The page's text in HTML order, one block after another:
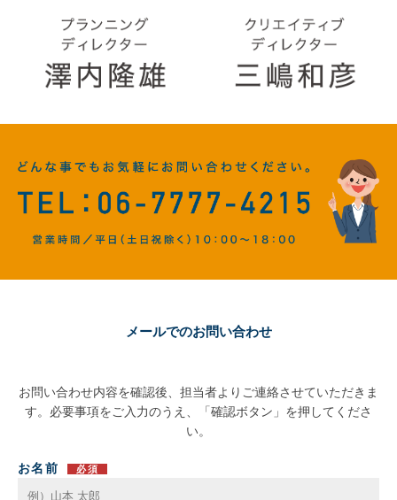
メールでのお問い合わせ
お問い合わせ内容を確認後、担当者よりご連絡させていただきま
す。必要事項をご入力のうえ、「確認ボタン」を押してくださ
い。
お名前 必須